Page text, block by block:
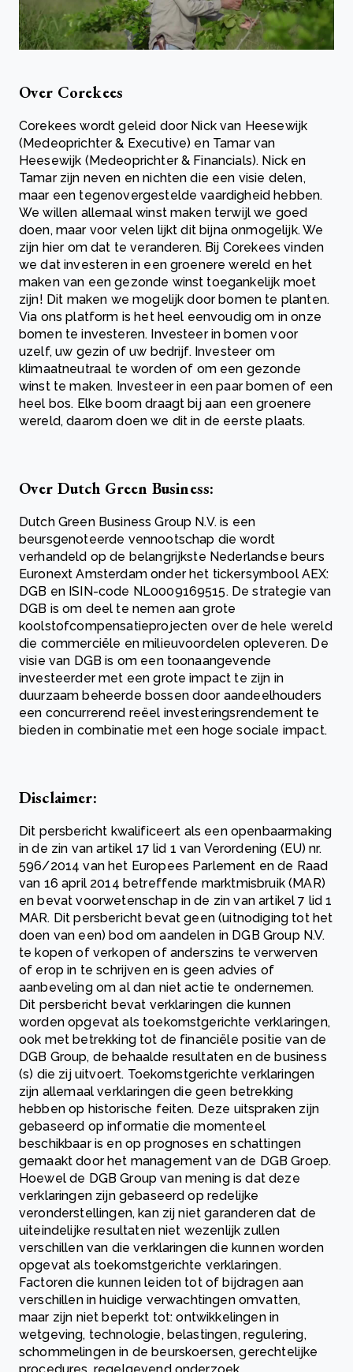
Over Corekees
Corekees wordt geleid door Nick van Heesewijk
(Medeoprichter & Executive) en Tamar van
Heesewijk (Medeoprichter & Financials). Nick en
Tamar zijn neven en nichten die een visie delen,
maar een tegenovergestelde vaardigheid hebben.
We willen allemaal winst maken terwijl we goed
doen, maar voor velen lijkt dit bijna onmogelijk. We
zijn hier om dat te veranderen. Bij Corekees vinden
we dat investeren in een groenere wereld en het
maken van een gezonde winst toegankelijk moet
zijn! Dit maken we mogelijk door bomen te planten.
Via ons platform is het heel eenvoudig om in onze
bomen te investeren. Investeer in bomen voor
uzelf, uw gezin of uw bedrijf. Investeer om
klimaatneutraal te worden of om een gezonde
winst te maken. Investeer in een paar bomen of een
heel bos. Elke boom draagt bij aan een groenere
wereld, daarom doen we dit in de eerste plaats.
Over Dutch Green Business:
Dutch Green Business Group N.V. is een
beursgenoteerde vennootschap die wordt
verhandeld op de belangrijkste Nederlandse beurs
Euronext Amsterdam onder het tickersymbool AEX:
DGB en ISIN-code NL0009169515. De strategie van
DGB is om deel te nemen aan grote
koolstofcompensatieprojecten over de hele wereld
die commerciële en milieuvoordelen opleveren. De
visie van DGB is om een toonaangevende
investeerder met een grote impact te zijn in
duurzaam beheerde bossen door aandeelhouders
een concurrerend reëel investeringsrendement te
bieden in combinatie met een hoge sociale impact.
Disclaimer:
Dit persbericht kwalificeert als een openbaarmaking
in de zin van artikel 17 lid 1 van Verordening (EU) nr.
596/2014 van het Europees Parlement en de Raad
van 16 april 2014 betreffende marktmisbruik (MAR)
en bevat voorwetenschap in de zin van artikel 7 lid 1
MAR. Dit persbericht bevat geen (uitnodiging tot het
doen van een) bod om aandelen in DGB Group N.V.
te kopen of verkopen of anderszins te verwerven
of erop in te schrijven en is geen advies of
aanbeveling om al dan niet actie te ondernemen.
Dit persbericht bevat verklaringen die kunnen
worden opgevat als toekomstgerichte verklaringen,
ook met betrekking tot de financiële positie van de
DGB Group, de behaalde resultaten en de business
(s) die zij uitvoert. Toekomstgerichte verklaringen
zijn allemaal verklaringen die geen betrekking
hebben op historische feiten. Deze uitspraken zijn
gebaseerd op informatie die momenteel
beschikbaar is en op prognoses en schattingen
gemaakt door het management van de DGB Groep.
Hoewel de DGB Group van mening is dat deze
verklaringen zijn gebaseerd op redelijke
veronderstellingen, kan zij niet garanderen dat de
uiteindelijke resultaten niet wezenlijk zullen
verschillen van die verklaringen die kunnen worden
opgevat als toekomstgerichte verklaringen.
Factoren die kunnen leiden tot of bijdragen aan
verschillen in huidige verwachtingen omvatten,
maar zijn niet beperkt tot: ontwikkelingen in
wetgeving, technologie, belastingen, regulering,
schommelingen in de beurskoersen, gerechtelijke